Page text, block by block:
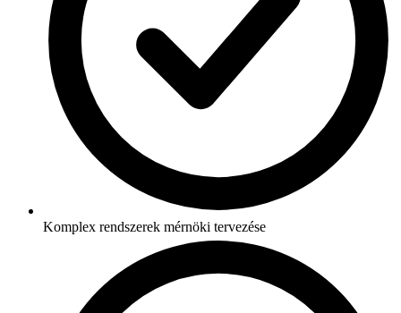
Komplex rendszerek mérnöki tervezése